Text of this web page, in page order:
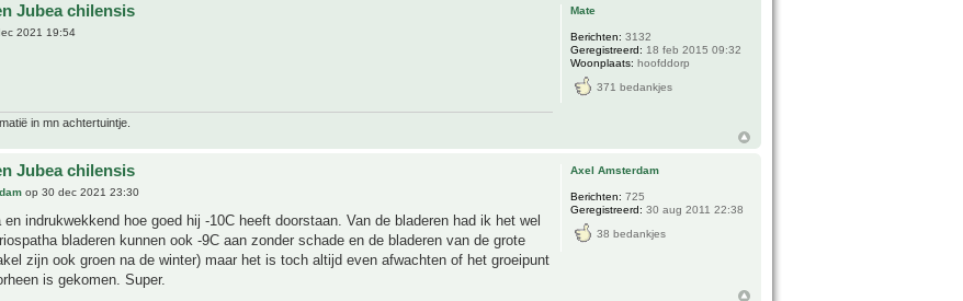
Jubea chilensis
2021 19:54
in mn achtertuintje.
Mate
Berichten: 3132
Geregistreerd: 18 feb 2015 09:32
Woonplaats: hoofddorp
371 bedankjes
Jubea chilensis
op 30 dec 2021 23:30
en indrukwekkend hoe goed hij -10C heeft doorstaan. Van de bladeren had ik het wel
bladeren kunnen ook -9C aan zonder schade en de bladeren van de grote
zijn ook groen na de winter) maar het is toch altijd even afwachten of het groeipunt
is gekomen. Super.
Axel Amsterdam
Berichten: 725
Geregistreerd: 30 aug 2011 22:38
38 bedankjes